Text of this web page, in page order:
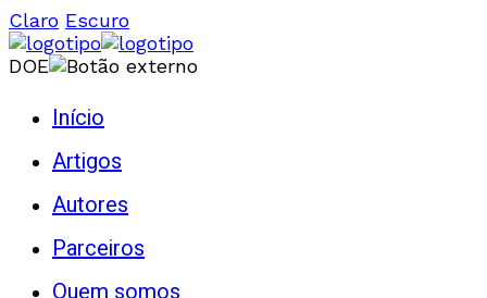
Claro Escuro
DOE
Início
Artigos
Autores
Parceiros